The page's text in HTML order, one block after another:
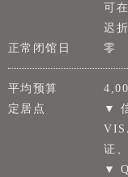
可
迟
正常闭馆日
零
平均预算
定居点
▼
证
▼